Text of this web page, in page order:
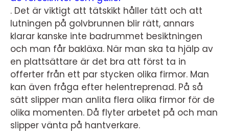
. Det är viktigt att tätskikt håller tätt och att
lutningen på golvbrunnen blir rätt, annars
klarar kanske inte badrummet besiktningen
och man får bakläxa. När man ska ta hjälp av
en plattsättare är det bra att först ta in
offerter från ett par stycken olika firmor. Man
kan även fråga efter helentreprenad. På så
sätt slipper man anlita flera olika firmor för de
olika momenten. Då flyter arbetet på och man
slipper vänta på hantverkare.